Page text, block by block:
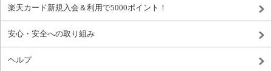
楽天カード新規入会＆利用で5000ポイント！
安心・安全への取り組み
ヘルプ